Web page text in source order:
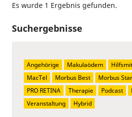
Es wurde 1 Ergebnis gefunden.
Suchergebnisse
Angehörige Makulaödem
MacTel
Morbus Best Morbus
PRO RETINA
Therapie Podcast
Veranstaltung
Hybrid